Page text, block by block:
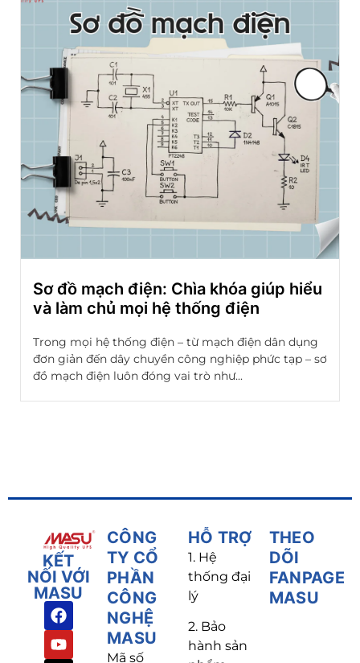
Sơ đồ mạch điện: Chìa khóa giúp hiểu
và làm chủ mọi hệ thống điện
Trong mọi hệ thống điện – từ mạch điện dân dụng
đơn giản đến dây chuyền công nghiệp phức tạp – sơ
đồ mạch điện luôn đóng vai trò như...
KẾT
NỐI VỚI
MASU
CÔNG
TY CỔ
PHẦN
CÔNG
NGHỆ
MASU
Mã số
HỖ TRỢ
1. Hệ
thống đại
lý
2. Bảo
hành sản
THEO
DÕI
FANPAGE
MASU